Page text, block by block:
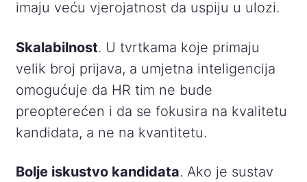
imaju veću vjerojatnost da uspiju u ulozi.
Skalabilnost. U tvrtkama koje primaju
velik broj prijava, a umjetna inteligencija
omogućuje da HR tim ne bude
preopterećen i da se fokusira na kvalitetu
kandidata, a ne na kvantitetu.
Bolje iskustvo kandidata. Ako je sustav